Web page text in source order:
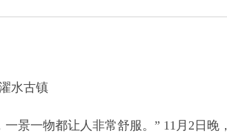
水古镇
景一物都让人非常舒服。” 11月2日晚，